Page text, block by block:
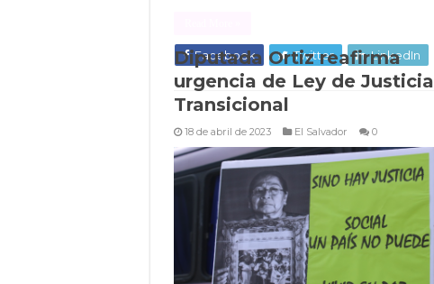
Facebook Twitter LinkedIn
Diputada Ortiz reafirma
urgencia de Ley de Justicia
Transicional
18 de abril de 2023 El Salvador 0